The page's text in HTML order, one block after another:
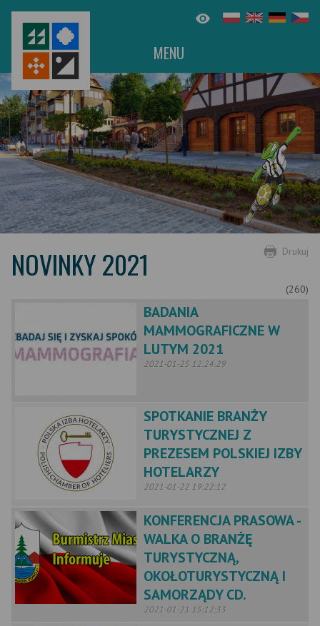
MENU
Drukuj
NOVINKY 2021
(260)
BADANIA
MAMMOGRAFICZNE W
LUTYM 2021
2021-01-25 12:24:29
SPOTKANIE BRANŻY
TURYSTYCZNEJ Z
PREZESEM POLSKIEJ IZBY
HOTELARZY
2021-01-22 19:22:12
KONFERENCJA PRASOWA -
WALKA O BRANŻĘ
TURYSTYCZNĄ,
OKOŁOTURYSTYCZNĄ I
SAMORZĄDY CD.
2021-01-21 15:12:33